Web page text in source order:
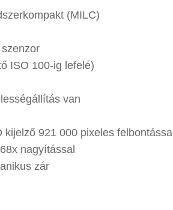
(MILC)
ISO 100-ig lefelé)
van
kijelző 921 000 pixeles felbontással
nagyítással
zár